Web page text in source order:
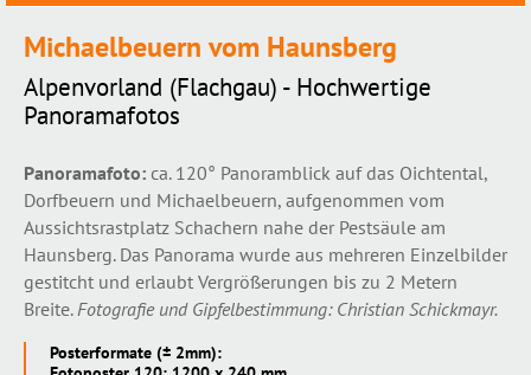
Michaelbeuern vom Haunsberg
Alpenvorland (Flachgau) - Hochwertige
Panoramafotos
Panoramafoto: ca. 120° Panoramblick auf das Oichtental,
Dorfbeuern und Michaelbeuern, aufgenommen vom
Aussichtsrastplatz Schachern nahe der Pestsäule am
Haunsberg. Das Panorama wurde aus mehreren Einzelbilder
gestitcht und erlaubt Vergrößerungen bis zu 2 Metern
Breite.Fotografie und Gipfelbestimmung: Christian Schickmayr.
Posterformate (± 2mm):